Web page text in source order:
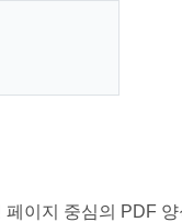
이지 중심의 PDF